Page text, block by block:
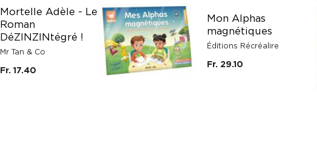
Mortelle Adèle - Le
Roman
DéZINZINtégré !
Mr Tan & Co
Fr. 17.40
Mon Alphas
magnétiques
Éditions Récréalire
Fr. 29.10